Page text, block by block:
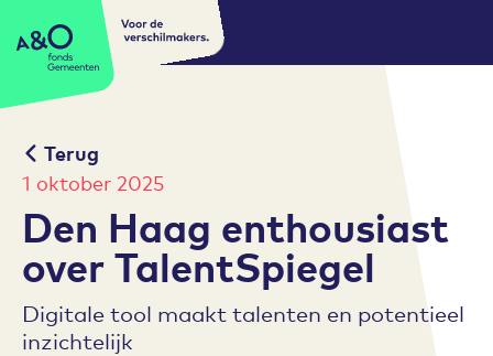
A&O fonds Gemeenten
Voor de
verschilmakers.
Terug
1 oktober 2025
Den Haag enthousiast
over TalentSpiegel
Digitale tool maakt talenten en potentieel
inzichtelijk